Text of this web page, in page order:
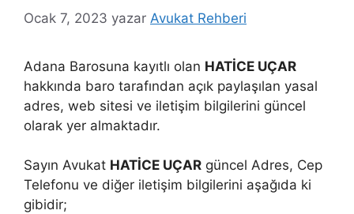
Ocak 7, 2023 yazar Avukat Rehberi
Adana Barosuna kayıtlı olan HATİCE UÇAR
hakkında baro tarafından açık paylaşılan yasal
adres, web sitesi ve iletişim bilgilerini güncel
olarak yer almaktadır.
Sayın Avukat HATİCE UÇAR güncel Adres, Cep
Telefonu ve diğer iletişim bilgilerini aşağıda ki
gibidir;